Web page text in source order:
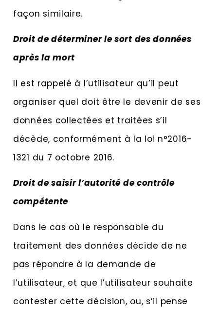
façon similaire.
Droit de déterminer le sort des données
après la mort
Il est rappelé à l’utilisateur qu’il peut
organiser quel doit être le devenir de ses
données collectées et traitées s’il
décède, conformément à la loi n°2016-
1321 du 7 octobre 2016.
Droit de saisir l’autorité de contrôle
compétente
Dans le cas où le responsable du
traitement des données décide de ne
pas répondre à la demande de
l’utilisateur, et que l’utilisateur souhaite
contester cette décision, ou, s’il pense